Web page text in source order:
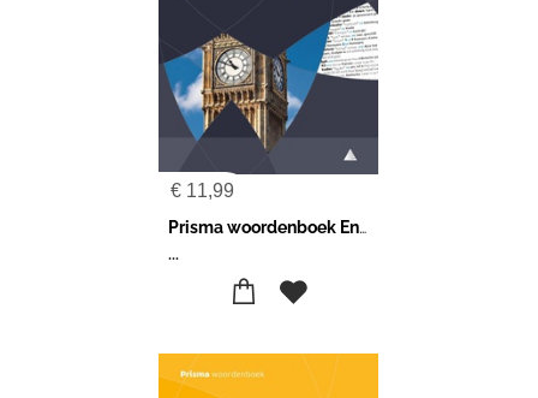
€ 11,99
Prisma woordenboek Engels-Nederlands
...